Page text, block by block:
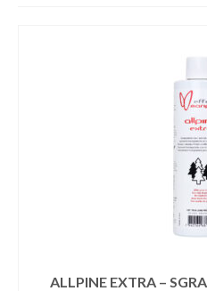
ALLPINE EXTRA –